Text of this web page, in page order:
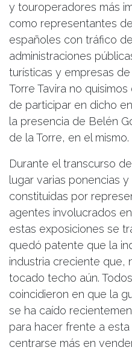
y touroperadores más
como representantes
españoles con tráfico
administraciones
turísticas y empresas
Torre Tavira no
de participar en dicho
la presencia de Belén
de la Torre, en el mismo.
Durante el transcurso
lugar varias ponencias
constituidas por
agentes involucrados
estas exposiciones se
quedó patente que la
industria creciente que,
tocado techo aún.
coincidieron en que la
se ha caído
para hacer frente a
centrarse más en